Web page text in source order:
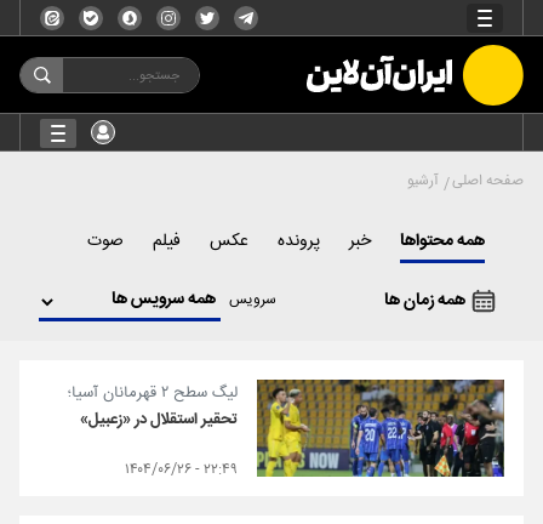
صفحه اصلی آرشیو
همه محتواها خبر پرونده عکس فیلم صوت
همه زمان ها سرویس
لیگ سطح ۲ قهرمانان آسیا؛
تحقیر استقلال در «زعبیل»
۲۲:۴۹ - ۱۴۰۴/۰۶/۲۶